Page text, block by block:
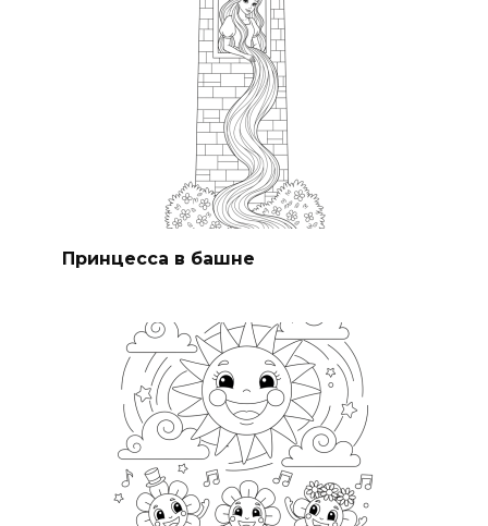
Принцесса в башне